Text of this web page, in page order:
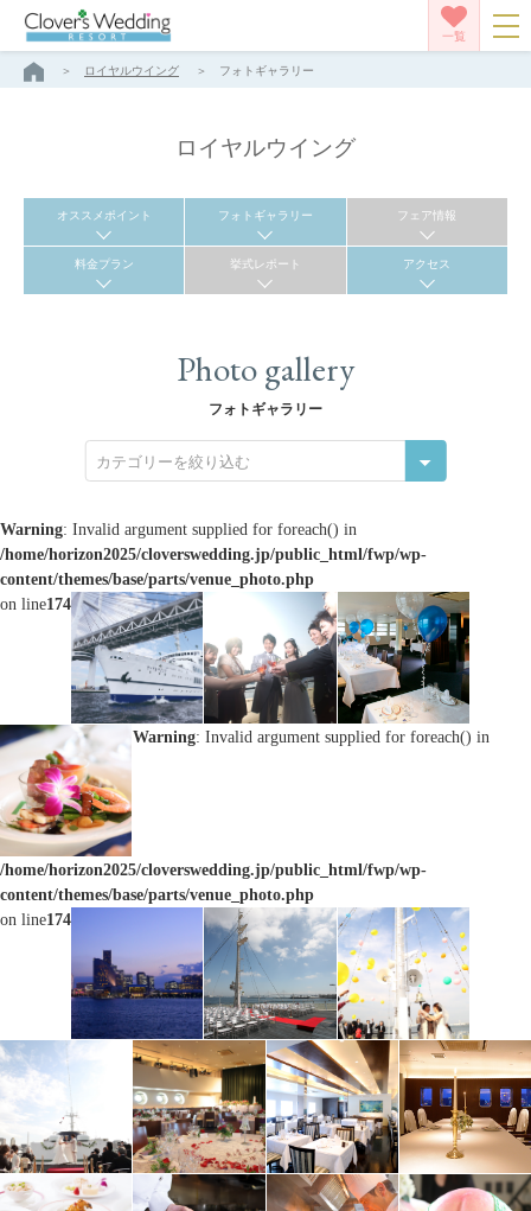
一覧
ロイヤルウイング フォトギャラリー
ロイヤルウイング
オススメポイント フォトギャラリー フェア情報
料金プラン 挙式レポート アクセス
Photo gallery
フォトギャラリー
カテゴリーを絞り込む
Warning: Invalid argument supplied for foreach() in
/home/horizon2025/cloverswedding.jp/public_html/fwp/wp-
content/themes/base/parts/venue_photo.php
on line174
Warning: Invalid argument supplied for foreach() in
/home/horizon2025/cloverswedding.jp/public_html/fwp/wp-
content/themes/base/parts/venue_photo.php
on line174